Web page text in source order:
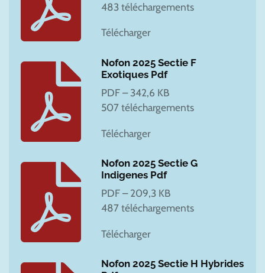
483 téléchargements
Télécharger
Nofon 2025 Sectie F
Exotiques Pdf
PDF – 342,6 KB
507 téléchargements
Télécharger
Nofon 2025 Sectie G
Indigenes Pdf
PDF – 209,3 KB
487 téléchargements
Télécharger
Nofon 2025 Sectie H Hybrides